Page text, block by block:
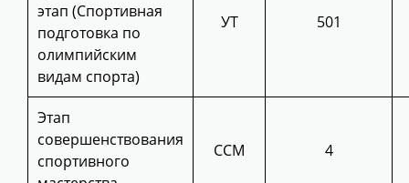
этап (Спортивная
подготовка по
олимпийским
видам спорта)
УТ 501
Этап
совершенствования
спортивного
ССМ 4